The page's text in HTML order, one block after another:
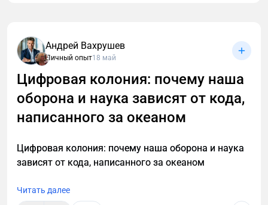
Андрей Вахрушев
Личный опыт18 май
Цифровая колония: почему наша
оборона и наука зависят от кода,
написанного за океаном
Цифровая колония: почему наша оборона и наука
зависят от кода, написанного за океаном
Читать далее